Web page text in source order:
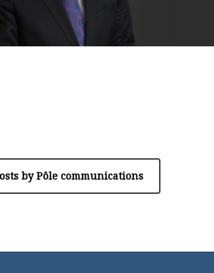
by Pôle communications